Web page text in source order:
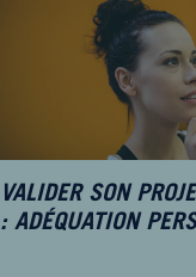
VALIDER SON
: ADÉQUATION